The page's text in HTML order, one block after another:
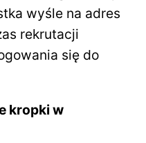
wyśle na adres
rekrutacji
się do
kropki w